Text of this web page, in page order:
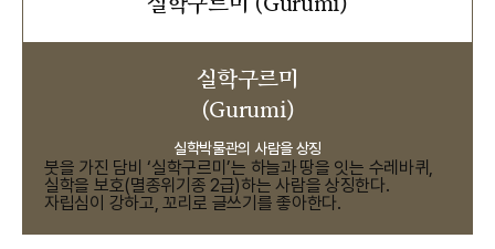
실학구르미
(Gurumi)
실학박물관의 사람을 상징
붓을 가진 담비 ‘실학구르미’는 하늘과 땅을 잇는 수레바퀴,
실학을 보호(멸종위기종 2급)하는 사람을 상징한다.
자립심이 강하고, 꼬리로 글쓰기를 좋아한다.